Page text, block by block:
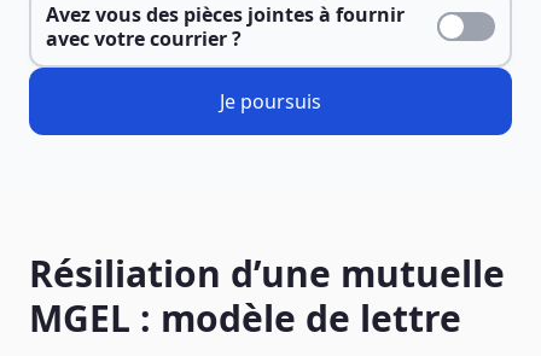
Avez vous des pièces jointes à fournir
avec votre courrier ?
Je poursuis
Résiliation d’une mutuelle
MGEL : modèle de lettre